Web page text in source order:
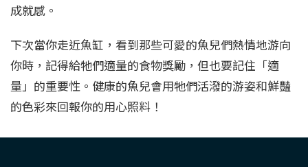
成就感。
下次當你走近魚缸，看到那些可愛的魚兒們熱情地游向
你時，記得給牠們適量的食物獎勵，但也要記住「適
量」的重要性。健康的魚兒會用牠們活潑的游姿和鮮豔
的色彩來回報你的用心照料！